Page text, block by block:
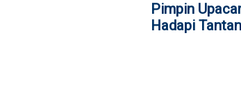
Pimpin
Hadapi